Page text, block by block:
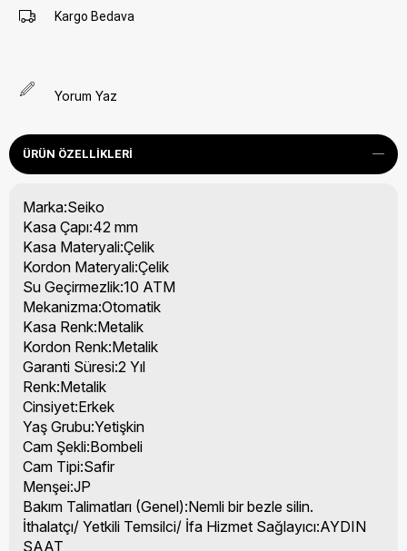
Kargo Bedava
Yorum Yaz
ÜRÜN ÖZELLIKLERI
Marka:Seiko
Kasa Çapı:42 mm
Kasa Materyali:Çelik
Kordon Materyali:Çelik
Su Geçirmezlik:10 ATM
Mekanizma:Otomatik
Kasa Renk:Metalik
Kordon Renk:Metalik
Garanti Süresi:2 Yıl
Renk:Metalik
Cinsiyet:Erkek
Yaş Grubu:Yetişkin
Cam Şekli:Bombeli
Cam Tipi:Safir
Menşei:JP
Bakım Talimatları (Genel):Nemli bir bezle silin.
İthalatçı/ Yetkili Temsilci/ İfa Hizmet Sağlayıcı:AYDIN
SAAT